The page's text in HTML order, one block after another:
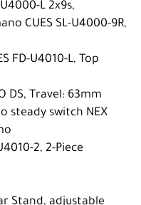
L 2x9s,
CUES SL-U4000-9R,
FD-U4010-L, Top
DS, Travel: 63mm
steady switch NEX
2, 2-Piece
Stand, adjustable